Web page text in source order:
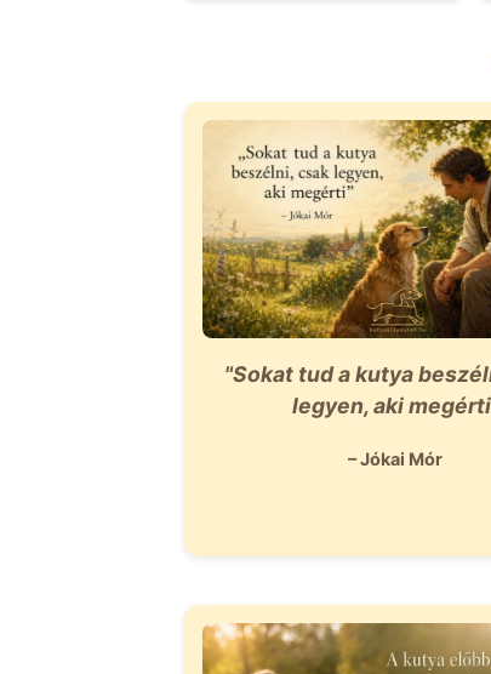
"Sokat tud a kutya
legyen, aki
– Jókai Mór